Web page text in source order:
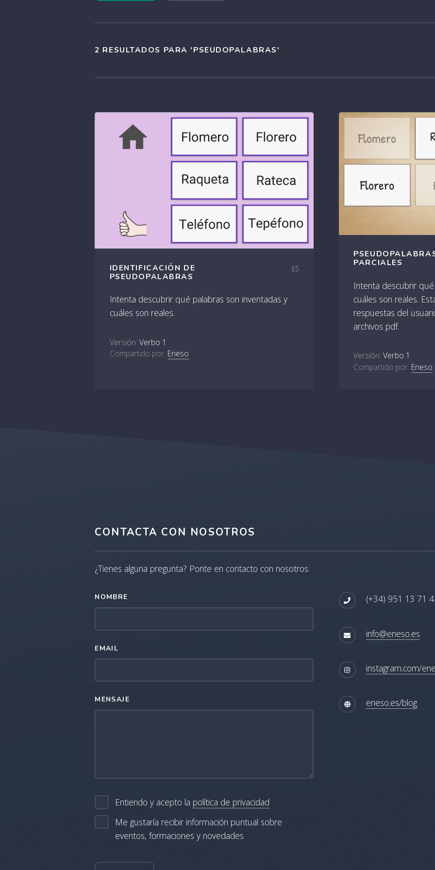
2 RESULTADOS PARA 'PSEUDOPALABRAS'
IDENTIFICACIÓN DE
PSEUDOPALABRAS
ES
Intenta descubrir qué palabras son inventadas y
cuáles son reales.
Versión: Verbo 1
Compartido por: Eneso
PARCIALES
Intenta descubrir
cuáles son reales.
respuestas del
archivos pdf.
Versión:Verbo 1
Compartido por: Eneso
CONTACTA CON NOSOTROS
¿Tienes alguna pregunta? Ponte en contacto con nosotros.
NOMBRE
EMAIL
MENSAJE
Entiendo y acepto la política de privacidad
Me gustaría recibir información puntual sobre
eventos, formaciones y novedades
(+34) 951 13 71
info@eneso.es
instagram.com/
eneso.es/blog